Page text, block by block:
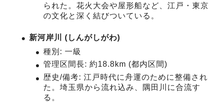
られた。花火大会や屋形船など、江戸・東京
の文化と深く結びついている。
新河岸川 (しんがしがわ)
種別: 一級
管理区間長: 約18.8km (都内区間)
歴史/備考: 江戸時代に舟運のために整備され
た。埼玉県から流れ込み、隅田川に合流す
る。